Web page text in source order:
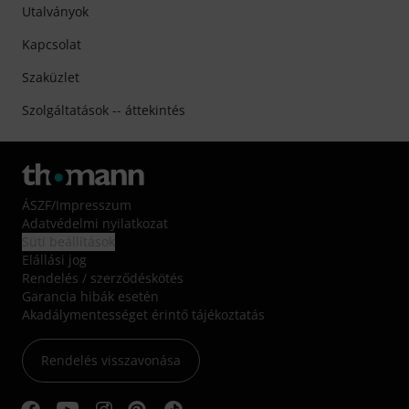
Utalványok
Kapcsolat
Szaküzlet
Szolgáltatások -- áttekintés
ÁSZF/Impresszum
Adatvédelmi nyilatkozat
Elállási jog
Rendelés / szerződéskötés
Garancia hibák esetén
Akadálymentességet érintő tájékoztatás
Rendelés visszavonása